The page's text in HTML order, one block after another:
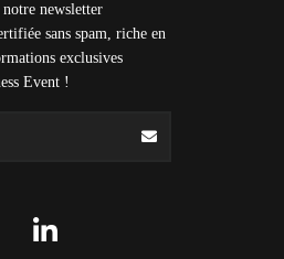
newsletter
sans spam, riche en
exclusives
Event !